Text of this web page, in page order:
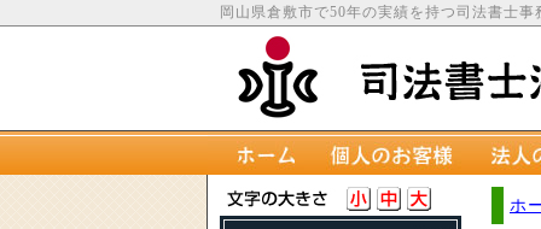
岡山県倉敷市で50年の実績を持つ司法書士
ホ